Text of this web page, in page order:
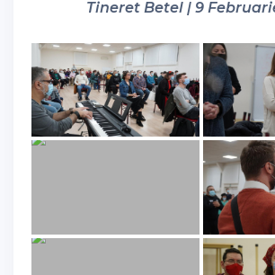
Tineret Betel | 9